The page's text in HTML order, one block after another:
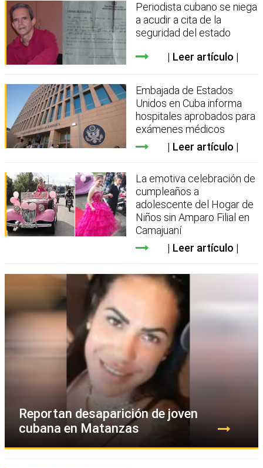
Periodista cubano se niega
a acudir a cita de la
seguridad del estado
Leer artículo
Embajada de Estados
Unidos en Cuba informa
hospitales aprobados para
exámenes médicos
Leer artículo
La emotiva celebración de
cumpleaños a
adolescente del Hogar de
Niños sin Amparo Filial en
Camajuaní
Leer artículo
Reportan desaparición de joven
cubana en Matanzas